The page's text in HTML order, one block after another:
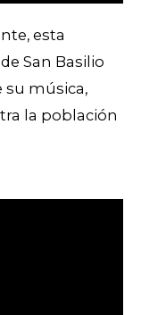
esta
San Basilio
su música,
la población